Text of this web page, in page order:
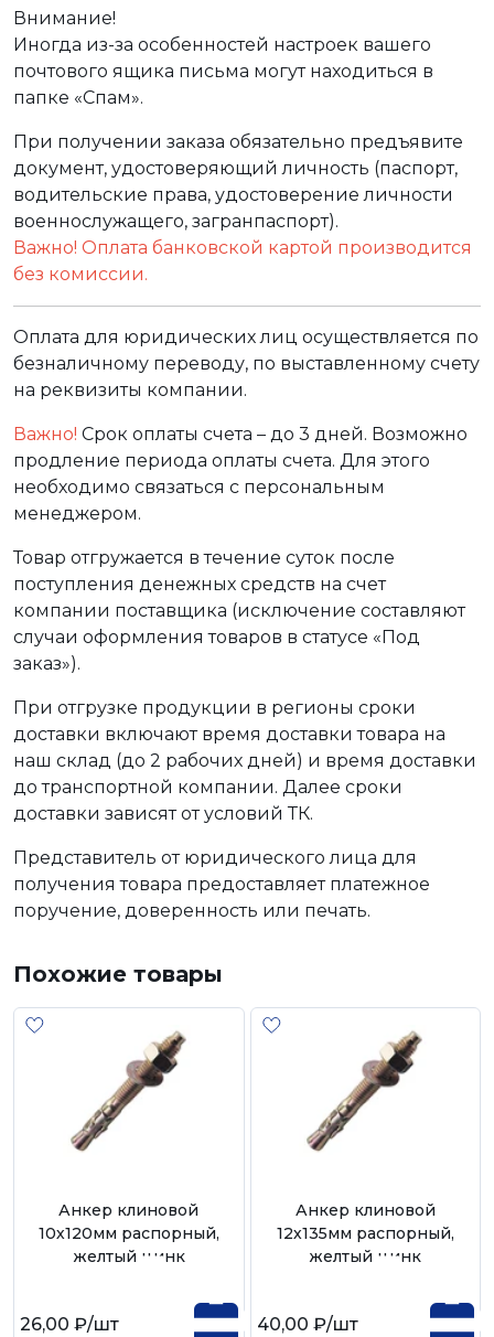
Внимание!
Иногда из-за особенностей настроек вашего
почтового ящика письма могут находиться в
папке «Спам».
При получении заказа обязательно предъявите
документ, удостоверяющий личность (паспорт,
водительские права, удостоверение личности
военнослужащего, загранпаспорт).
Важно! Оплата банковской картой производится
без комиссии.
Оплата для юридических лиц осуществляется по
безналичному переводу, по выставленному счету
на реквизиты компании.
Важно! Срок оплаты счета – до 3 дней. Возможно
продление периода оплаты счета. Для этого
необходимо связаться с персональным
менеджером.
Товар отгружается в течение суток после
поступления денежных средств на счет
компании поставщика (исключение составляют
случаи оформления товаров в статусе «Под
заказ»).
При отгрузке продукции в регионы сроки
доставки включают время доставки товара на
наш склад (до 2 рабочих дней) и время доставки
до транспортной компании. Далее сроки
доставки зависят от условий ТК.
Представитель от юридического лица для
получения товара предоставляет платежное
поручение, доверенность или печать.
Похожие товары
Анкер клиновой
10х120мм распорный,
желтый цинк
26,00 ₽/шт
Анкер клиновой
12х135мм распорный,
желтый цинк
40,00 ₽/шт